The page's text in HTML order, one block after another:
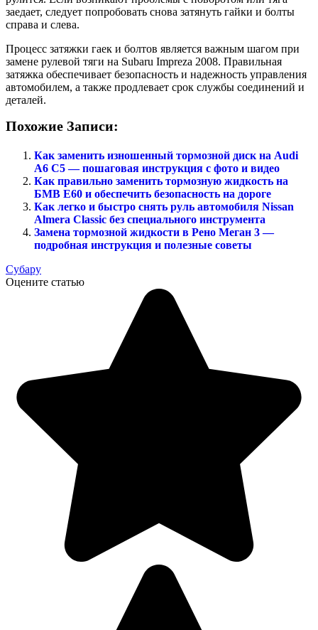
заедает, следует попробовать снова затянуть гайки и болты
справа и слева.
Процесс затяжки гаек и болтов является важным шагом при
замене рулевой тяги на Subaru Impreza 2008. Правильная
затяжка обеспечивает безопасность и надежность управления
автомобилем, а также продлевает срок службы соединений и
деталей.
Похожие Записи:
Как заменить изношенный тормозной диск на Audi
A6 C5 — пошаговая инструкция с фото и видео
Как правильно заменить тормозную жидкость на
БМВ Е60 и обеспечить безопасность на дороге
Как легко и быстро снять руль автомобиля Nissan
Almera Classic без специального инструмента
Замена тормозной жидкости в Рено Меган 3 —
подробная инструкция и полезные советы
Субару
Оцените статью